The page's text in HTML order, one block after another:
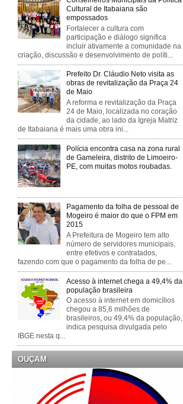
Cultural de Itabaiana são
empossados
Fortalecer a cultura com
participação e diálogo significa
incluir ativamente a comunidade na
criação, discussão e desenvolvimento de políti...
Prefeito Dr. Cláudio Neto visita as
obras de revitalização da Praça 24
de Maio
A reforma e revitalização da Praça
24 de Maio, localizada no coração
da cidade, ao lado da Igreja Matriz
de Itabaiana é mais uma obra ini...
Polícia encontra casa na zona rural
de Gameleira, distrito de Limoeiro-
PE, com muitas motos roubadas.
Pagamento da folha de pessoal de
Mogeiro é maior do que o FPM em
2015
A Prefeitura de Mogeiro tem alto
número de servidores municipais,
entre efetivos e contratados,
fazendo com que o pagamento da folha de pe...
Acesso à internet chega a 49,4% da
população brasileira
O acesso à internet em domicílios
chegou a 85,6 milhões de
brasileiros, ou 49,4% da população,
indica pesquisa divulgada pelo
IBGE nesta q...
OUÇAM